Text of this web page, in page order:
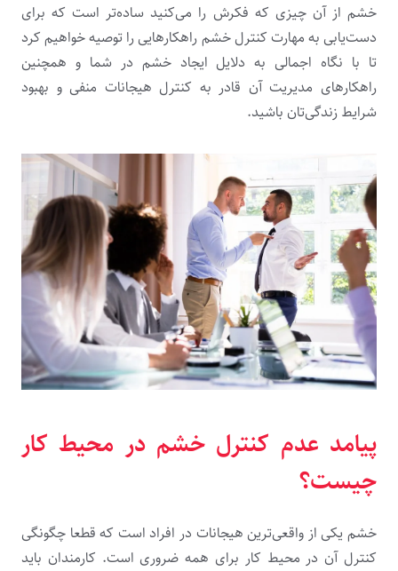
خشم از آن چیزی‌ که فکرش را می‌کنید ساده‌‌تر است که برای
دست‌یابی به مهارت کنترل خشم راهکارهایی را توصیه خواهیم کرد
تا با نگاه اجمالی به دلایل ایجاد خشم در شما و همچنین
راهکارهای مدیریت آن قادر به کنترل هیجانات منفی و بهبود
شرایط زندگی‌تان باشید.
پیامد عدم کنترل خشم در محیط کار
چیست؟
خشم یکی از واقعی‌ترین هیجانات در افراد است که قطعا چگونگی
کنترل آن در محیط کار برای همه ضروری است. کارمندان باید